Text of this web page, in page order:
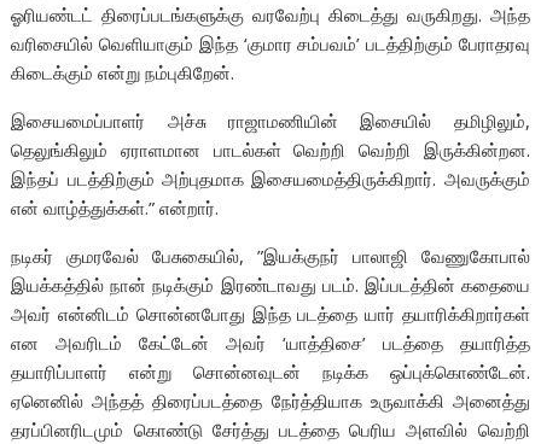
ஓரியண்டட் திரைப்படங்களுக்கு வரவேற்பு கிடைத்து வருகிறது. அந்த
வரிசையில் வெளியாகும் இந்த ‘குமார சம்பவம்’ படத்திற்கும் பேராதரவு
கிடைக்கும் என்று நம்புகிறேன்.
இசையமைப்பாளர் அச்சு ராஜாமணியின் இசையில் தமிழிலும்,
தெலுங்கிலும் ஏராளமான பாடல்கள் வெற்றி வெற்றி இருக்கின்றன.
இந்தப் படத்திற்கும் அற்புதமாக இசையமைத்திருக்கிறார். அவருக்கும்
என் வாழ்த்துக்கள்.” என்றார்.
நடிகர் குமரவேல் பேசுகையில், ”இயக்குநர் பாலாஜி வேணுகோபால்
இயக்கத்தில் நான் நடிக்கும் இரண்டாவது படம். இப்படத்தின் கதையை
அவர் என்னிடம் சொன்னபோது இந்த படத்தை யார் தயாரிக்கிறார்கள்
என அவரிடம் கேட்டேன் அவர் ‘யாத்திசை’ படத்தை தயாரித்த
தயாரிப்பாளர் என்று சொன்னவுடன் நடிக்க ஒப்புக்கொண்டேன்.
ஏனெனில் அந்தத் திரைப்படத்தை நேர்த்தியாக உருவாக்கி அனைத்து
தரப்பினரிடமும் கொண்டு சேர்த்து படத்தை பெரிய அளவில் வெற்றி